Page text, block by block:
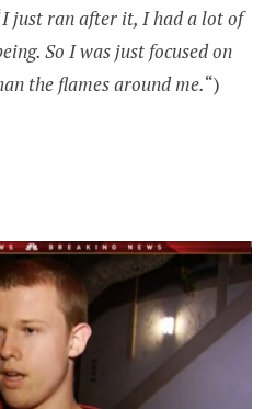
I just ran after it, I had a lot of
So I was just focused on
the flames around me.“)